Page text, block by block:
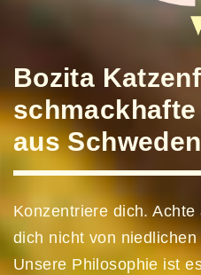
Bozita
aus Schweden
Konzentriere dich.
dich nicht von
Unsere Philosophie ist